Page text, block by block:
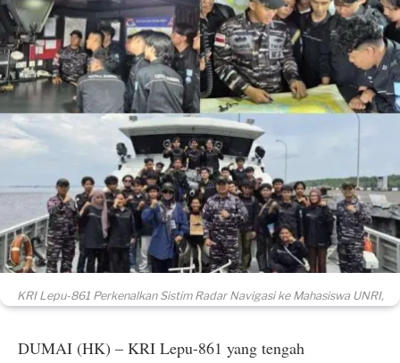
KRI Lepu-861 Perkenalkan Sistim Radar Navigasi ke Mahasiswa UNRI,
DUMAI (HK) – KRI Lepu-861 yang tengah